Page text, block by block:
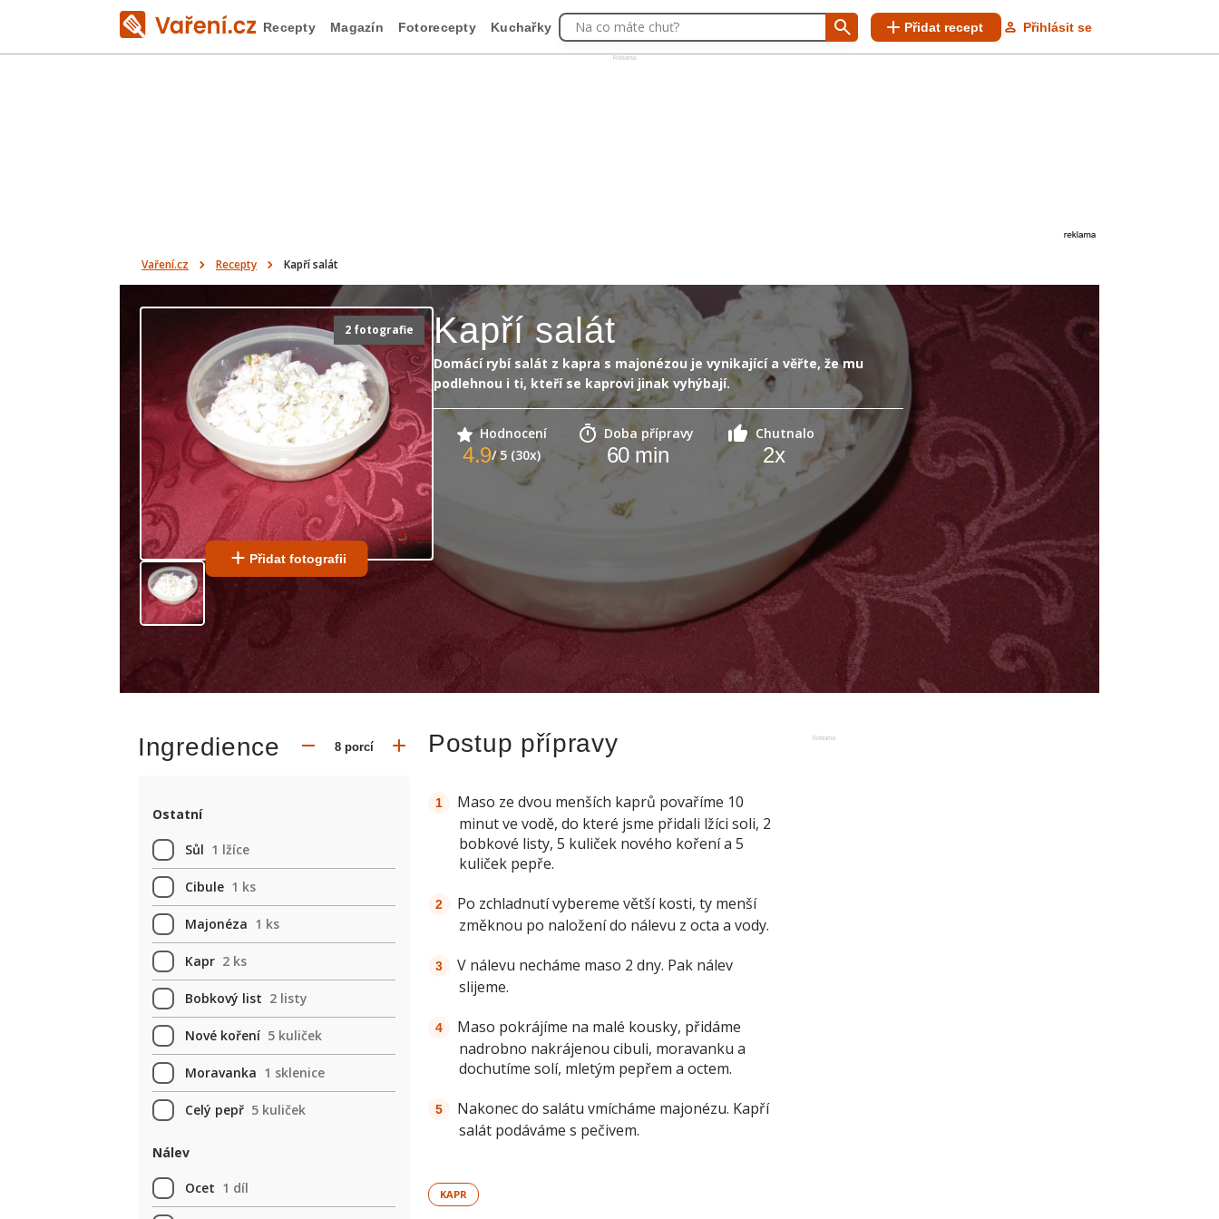
Reklama
Recepty Magazín Fotorecepty Kuchařky Na co máte chuť? Přidat recept Přihlásit se
Vaření.cz Recepty Kapří salát
2 fotografie
Přidat fotografii
Kapří salát
Domácí rybí salát z kapra s majonézou je vynikající a věřte, že mu
podlehnou i ti, kteří se kaprovi jinak vyhýbají.
Hodnocení
4.9/ 5 (30x)
Doba přípravy
60min
Chutnalo
2x
Reklama
Ingredience
Ostatní
Sůl 1 lžíce
Cibule 1 ks
Majonéza 1 ks
Kapr 2 ks
Bobkový list 2 listy
Nové koření 5 kuliček
Moravanka 1 sklenice
Celý pepř 5 kuliček
Nálev
Ocet 1 díl
Postup přípravy
Maso ze dvou menších kaprů povaříme 10
minut ve vodě, do které jsme přidali lžíci soli, 2
bobkové listy, 5 kuliček nového koření a 5
kuliček pepře.
Po zchladnutí vybereme větší kosti, ty menší
změknou po naložení do nálevu z octa a vody.
V nálevu necháme maso 2 dny. Pak nálev
slijeme.
Maso pokrájíme na malé kousky, přidáme
nadrobno nakrájenou cibuli, moravanku a
dochutíme solí, mletým pepřem a octem.
Nakonec do salátu vmícháme majonézu. Kapří
salát podáváme s pečivem.
KAPR